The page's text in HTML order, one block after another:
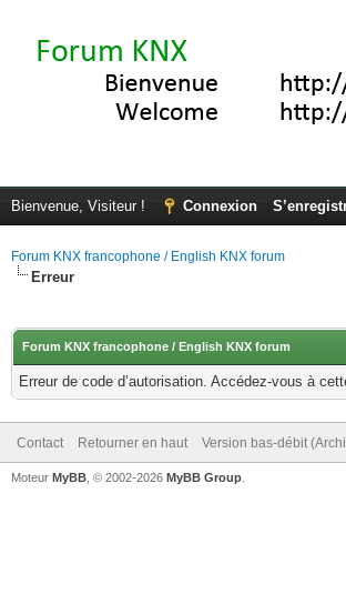
Bienvenue, Visiteur ! Connexion
Forum KNX francophone / English KNX forum
Erreur
Forum KNX francophone / English KNX forum
Erreur de code d’autorisation. Accédez-vous à
Contact Retourner en haut Version bas-débit
Moteur MyBB , © 2002-2026 MyBB Group